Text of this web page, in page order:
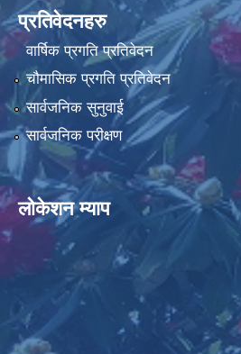
प्रतिवेदनहरु
वार्षिक प्रगति प्रतिवेदन
चौमासिक प्रगति प्रतिवेदन
सार्वजनिक सुनुवाई
सार्वजनिक परीक्षण
लोकेशन म्याप